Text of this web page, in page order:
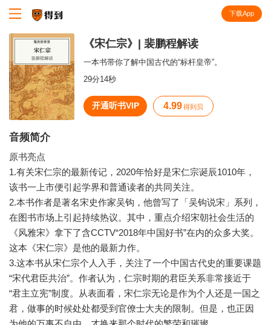
下载App
《宋仁宗》| 裴鹏程解读
一本书带你了解中国古代的“标杆皇帝”。
29分14秒
开通听书VIP 4.99 得到贝
音频简介
原书亮点
1.有关宋仁宗的最新传记，2020年恰好是宋仁宗诞辰1010年，
该书一上市便引起学界和普通读者的共同关注。
2.本书作者是著名宋史作家吴钩，他曾写了「吴钩说宋」系列，
在图书市场上引起持续热议。其中，重点介绍宋朝社会生活的
《风雅宋》拿下了含CCTV“2018年中国好书”在内的众多大奖。
这本《宋仁宗》是他的最新力作。
3.这本书从宋仁宗个人入手，关注了一个中国古代史的重要课题
“宋代君臣共治”。作者认为，仁宗时期的君臣关系非常接近于
“君主立宪”制度。从表面看，宋仁宗无论是作为个人还是一国之
君，做事的时候处处都受到官僚士大夫的限制。但是，也正因